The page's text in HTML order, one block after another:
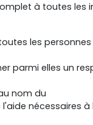
à toutes les
les
parmi elles un
nom du
nécessaires